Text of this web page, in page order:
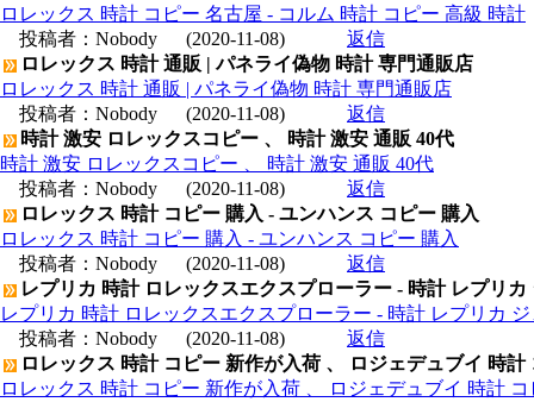
ロレックス 時計 コピー 名古屋 - コルム 時計 コピー 高級 時計
投稿者： Nobody (2020-11-08)
返信
ロレックス 時計 通販 | パネライ偽物 時計 専門通販店
ロレックス 時計 通販 | パネライ偽物 時計 専門通販店
投稿者： Nobody (2020-11-08)
返信
時計 激安 ロレックスコピー 、 時計 激安 通販 40代
時計 激安 ロレックスコピー 、 時計 激安 通販 40代
投稿者： Nobody (2020-11-08)
返信
ロレックス 時計 コピー 購入 - ユンハンス コピー 購入
ロレックス 時計 コピー 購入 - ユンハンス コピー 購入
投稿者： Nobody (2020-11-08)
返信
レプリカ 時計 ロレックスエクスプローラー - 時計 レプリカ
レプリカ 時計 ロレックスエクスプローラー - 時計 レプリカ
投稿者： Nobody (2020-11-08)
返信
ロレックス 時計 コピー 新作が入荷 、 ロジェデュブイ 時計
ロレックス 時計 コピー 新作が入荷 、 ロジェデュブイ 時計